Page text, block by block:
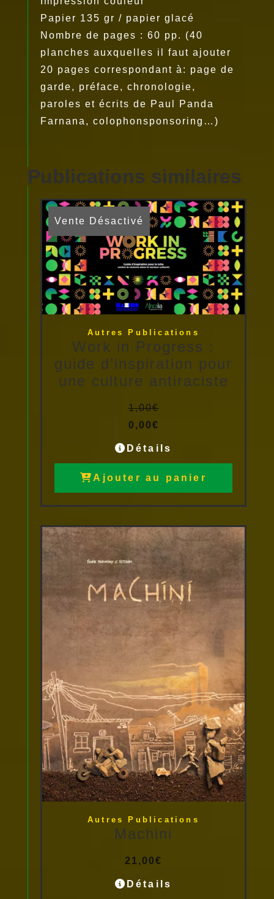
Papier 135 gr / papier glacé
Nombre de pages : 60 pp. (40
planches auxquelles il faut ajouter
20 pages correspondant à: page de
garde, préface, chronologie,
paroles et écrits de Paul Panda
Farnana, colophonsponsoring…)
Publications similaires
Vente Désactivé
Autres Publications
Work in Progress :
guide d’inspiration pour
une culture antiraciste
1,00€
0,00€
Détails
Ajouter au panier
Autres Publications
Machini
21,00€
Détails